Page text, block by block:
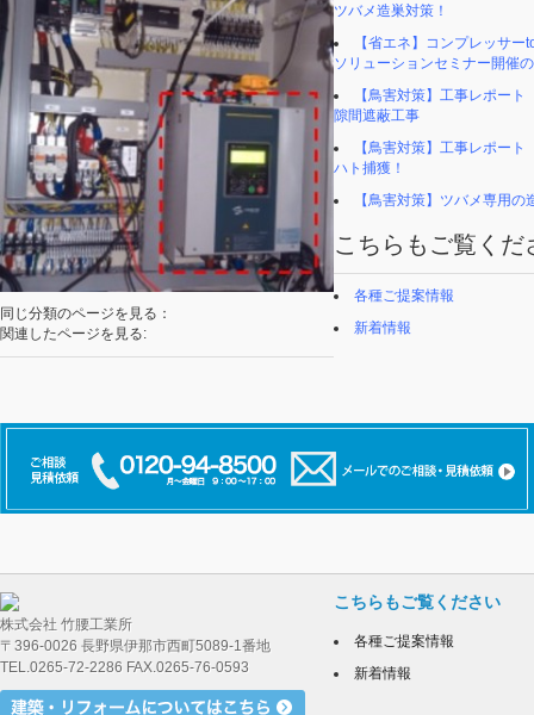
同じ分類のページを見る：
関連したページを見る:
ツバメ造巣対策！
【省エネ】コンプレッサ
ソリューションセミナー開催
【鳥害対策】工事レポ
隙間遮蔽工事
【鳥害対策】工事レポ
ハト捕獲！
【鳥害対策】ツバメ専用
こちらもご覧くだ
各種ご提案情報
新着情報
株式会社 竹腰工業所
〒396-0026 長野県伊那市西町5089-1番地
TEL.0265-72-2286 FAX.0265-76-0593
こちらもご覧ください
各種ご提案情報
新着情報